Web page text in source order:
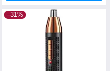
–31%